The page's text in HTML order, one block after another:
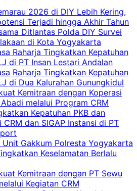
2026 di DIY Lebih Kering,
Terjadi hingga Akhir Tahun
Ditlantas Polda DIY Survei
di Kota Yogyakarta
Raharja Tingkatkan Kepatuhan
di PT Insan Lestari Andalan
Raharja Tingkatkan Kepatuhan
di Dua Kalurahan Gunungkidul
Kemitraan dengan Koperasi
melalui Program CRM
Kepatuhan PKB dan
CRM dan SIGAP Instansi di PT
Unit Gakkum Polresta Yogyakarta
Keselamatan Berlalu
Kemitraan dengan PT Sewu
Kegiatan CRM